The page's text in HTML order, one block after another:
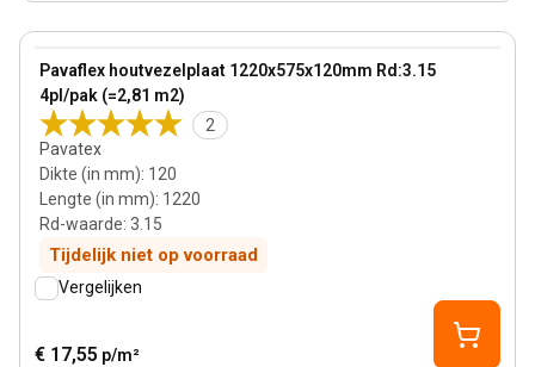
Pavaflex houtvezelplaat 1220x575x120mm Rd:3.15
4pl/pak (=2,81 m2)
2
Pavatex
Dikte (in mm): 120
Lengte (in mm): 1220
Rd-waarde: 3.15
Tijdelijk niet op voorraad
View product
Vergelijken
€ 17,55 p/m²